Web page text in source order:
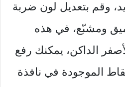
وقم بتعديل لون ضربة
ومشبّع، في هذه
الداكن، يمكنك رفع
الحد إلى 10 نقاط الموجودة في نافذة